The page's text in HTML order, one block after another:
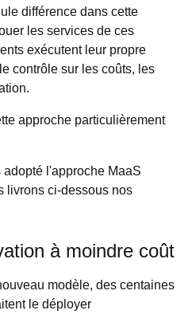
différence dans cette
les services de ces
exécutent leur propre
contrôle sur les coûts, les
approche particulièrement
l'approche MaaS
livrons ci-dessous nos
à moindre coût
modèle, des centaines
le déployer